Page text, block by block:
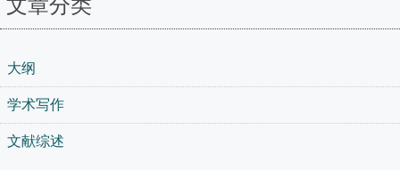
文章分类
大纲
学术写作
文献综述